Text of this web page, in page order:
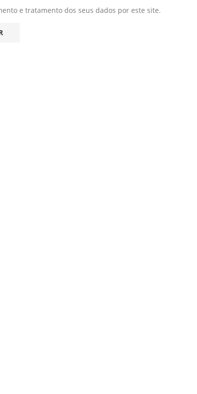
e tratamento dos seus dados por este site.